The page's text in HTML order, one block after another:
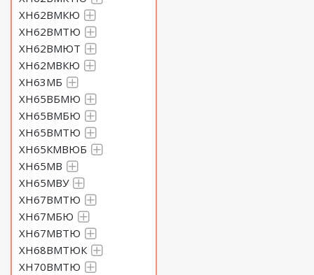
ХН62ВМКЮ
ХН62ВМТЮ
ХН62ВМЮТ
ХН62МВКЮ
ХН63МБ
ХН65ВБМЮ
ХН65ВМБЮ
ХН65ВМТЮ
ХН65КМВЮБ
ХН65МВ
ХН65МВУ
ХН67ВМТЮ
ХН67МБЮ
ХН67МВТЮ
ХН68ВМТЮК
ХН70ВМТЮ